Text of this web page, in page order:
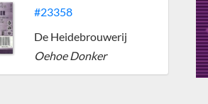
#23358
De Heidebrouwerij
Oehoe Donker